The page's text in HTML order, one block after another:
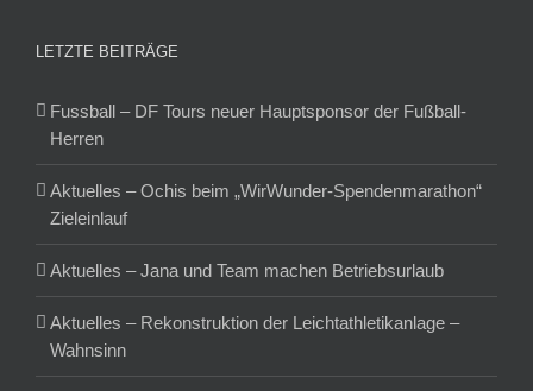
LETZTE BEITRÄGE
Fussball – DF Tours neuer Hauptsponsor der Fußball-
Herren
Aktuelles – Ochis beim „WirWunder-Spendenmarathon“
Zieleinlauf
Aktuelles – Jana und Team machen Betriebsurlaub
Aktuelles – Rekonstruktion der Leichtathletikanlage –
Wahnsinn